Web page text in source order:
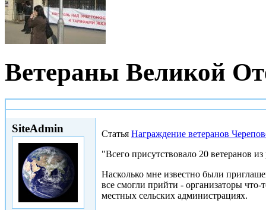
Ветераны Великой
SiteAdmin Статья Награждение ветеранов
"Всего присутствовало 20 ветеранов
Насколько мне известно были
все смогли прийти - организаторы
местных сельских администрациях.